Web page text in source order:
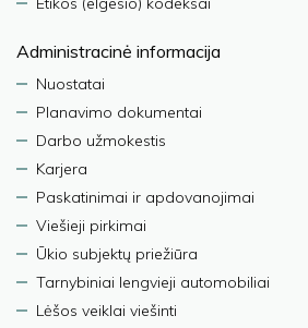
Administracinė informacija
Nuostatai
Planavimo dokumentai
Darbo užmokestis
Karjera
Paskatinimai ir apdovanojimai
Viešieji pirkimai
Ūkio subjektų priežiūra
Tarnybiniai lengvieji automobiliai
Lėšos veiklai viešinti